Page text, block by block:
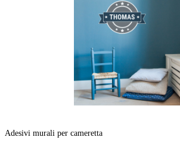
Adesivi murali per cameretta